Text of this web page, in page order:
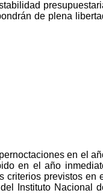
de plena
en el
en el año
criterios previstos en
Instituto Nacional